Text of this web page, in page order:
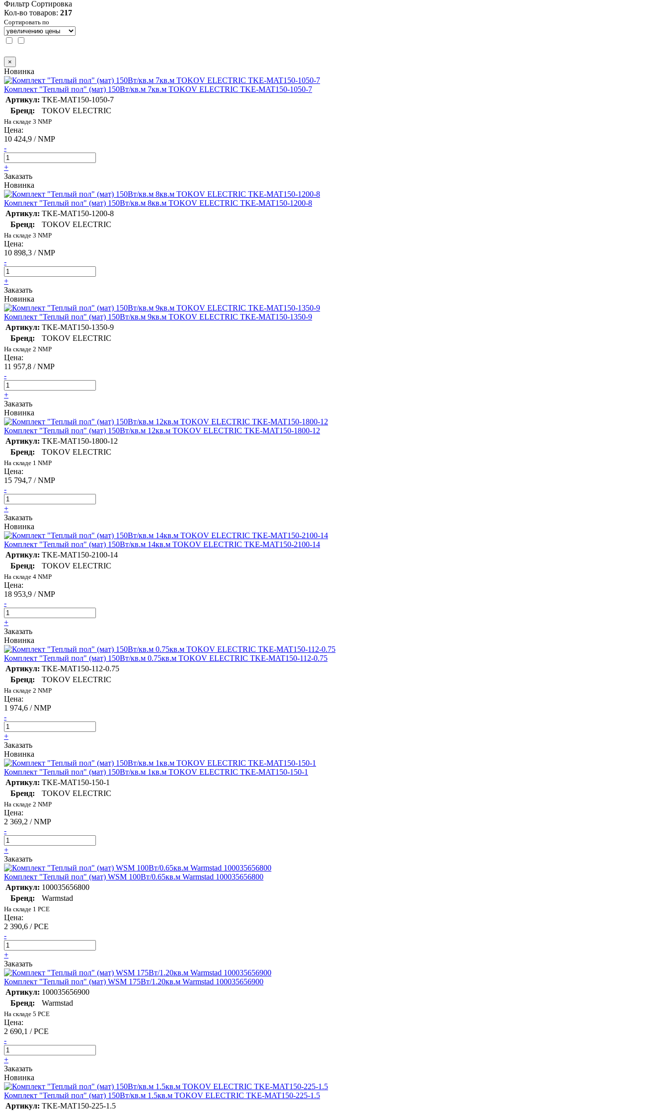
Фильтр Сортировка
Кол-во товаров: 217
Сортировать по
×
Новинка
Комплект "Теплый пол" (мат) 150Вт/кв.м 7кв.м TOKOV ELECTRIC TKE-MAT150-1050-7
Артикул: TKE-MAT150-1050-7
Бренд:
TOKOV ELECTRIC
На складе 3 NMP
Цена:
10 424,9 / NMP
-
+
Заказать
Новинка
Комплект "Теплый пол" (мат) 150Вт/кв.м 8кв.м TOKOV ELECTRIC TKE-MAT150-1200-8
Артикул: TKE-MAT150-1200-8
Бренд:
TOKOV ELECTRIC
На складе 3 NMP
Цена:
10 898,3 / NMP
-
+
Заказать
Новинка
Комплект "Теплый пол" (мат) 150Вт/кв.м 9кв.м TOKOV ELECTRIC TKE-MAT150-1350-9
Артикул: TKE-MAT150-1350-9
Бренд:
TOKOV ELECTRIC
На складе 2 NMP
Цена:
11 957,8 / NMP
-
+
Заказать
Новинка
Комплект "Теплый пол" (мат) 150Вт/кв.м 12кв.м TOKOV ELECTRIC TKE-MAT150-1800-12
Артикул: TKE-MAT150-1800-12
Бренд:
TOKOV ELECTRIC
На складе 1 NMP
Цена:
15 794,7 / NMP
-
+
Заказать
Новинка
Комплект "Теплый пол" (мат) 150Вт/кв.м 14кв.м TOKOV ELECTRIC TKE-MAT150-2100-14
Артикул: TKE-MAT150-2100-14
Бренд:
TOKOV ELECTRIC
На складе 4 NMP
Цена:
18 953,9 / NMP
-
+
Заказать
Новинка
Комплект "Теплый пол" (мат) 150Вт/кв.м 0.75кв.м TOKOV ELECTRIC TKE-MAT150-112-0.75
Артикул: TKE-MAT150-112-0.75
Бренд:
TOKOV ELECTRIC
На складе 2 NMP
Цена:
1 974,6 / NMP
-
+
Заказать
Новинка
Комплект "Теплый пол" (мат) 150Вт/кв.м 1кв.м TOKOV ELECTRIC TKE-MAT150-150-1
Артикул: TKE-MAT150-150-1
Бренд:
TOKOV ELECTRIC
На складе 2 NMP
Цена:
2 369,2 / NMP
-
+
Заказать
Комплект "Теплый пол" (мат) WSM 100Вт/0.65кв.м Warmstad 100035656800
Артикул: 100035656800
Бренд:
Warmstad
На складе 1 PCE
Цена:
2 390,6 / PCE
-
+
Заказать
Комплект "Теплый пол" (мат) WSM 175Вт/1.20кв.м Warmstad 100035656900
Артикул: 100035656900
Бренд:
Warmstad
На складе 5 PCE
Цена:
2 690,1 / PCE
-
+
Заказать
Новинка
Комплект "Теплый пол" (мат) 150Вт/кв.м 1.5кв.м TOKOV ELECTRIC TKE-MAT150-225-1.5
Артикул: TKE-MAT150-225-1.5